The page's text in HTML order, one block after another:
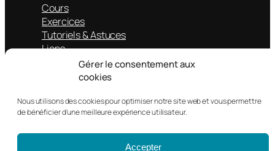
Gérer le consentement aux
cookies
Nous utilisons des cookies pour optimiser notre site web et vous permettre
de bénéficier d'une meilleure expérience utilisateur.
Accepter
Cours
Exercices
Tutoriels & Astuces
Liens
Contacts
Mentions légales